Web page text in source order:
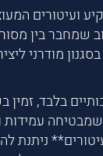
ועיטורים
שמחבר בין
מודרני
בלבד,
עמידות
ניתנת